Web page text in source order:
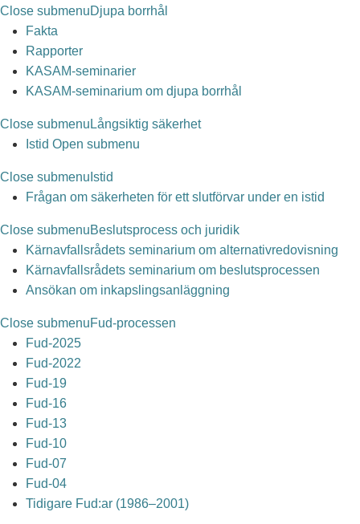
Close submenuDjupa borrhål
Fakta
Rapporter
KASAM-seminarier
KASAM-seminarium om djupa borrhål
Close submenu Långsiktig säkerhet
Istid Open submenu
Close submenu Istid
Frågan om säkerheten för ett slutförvar under en istid
Close submenuBeslutsprocess och juridik
Kärnavfallsrådets seminarium om alternativredovisning
Kärnavfallsrådets seminarium om beslutsprocessen
Ansökan om inkapslingsanläggning
Close submenuFud-processen
Fud-2025
Fud-2022
Fud-19
Fud-16
Fud-13
Fud-10
Fud-07
Fud-04
Tidigare Fud:ar (1986–2001)